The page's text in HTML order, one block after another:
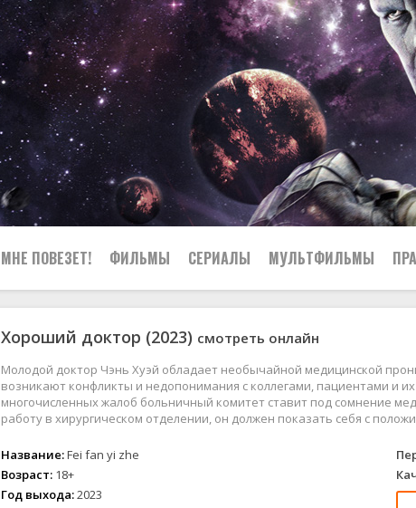
МНЕ ПОВЕЗЕТ! ФИЛЬМЫ СЕРИАЛЫ МУЛЬТФИЛЬМЫ
Хороший доктор (2023) смотреть онлайн
Молодой доктор Чэнь Хуэй обладает необычайной медицинской
возникают конфликты и недопонимания с коллегами, пациентами и
многочисленных жалоб больничный комитет ставит под сомнение
работу в хирургическом отделении, он должен показать себя с
Название:Fei fan yi zhe
Возраст: 18+
Год выхода:2023